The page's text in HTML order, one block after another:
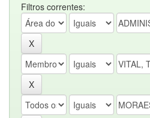
Filtros correntes: